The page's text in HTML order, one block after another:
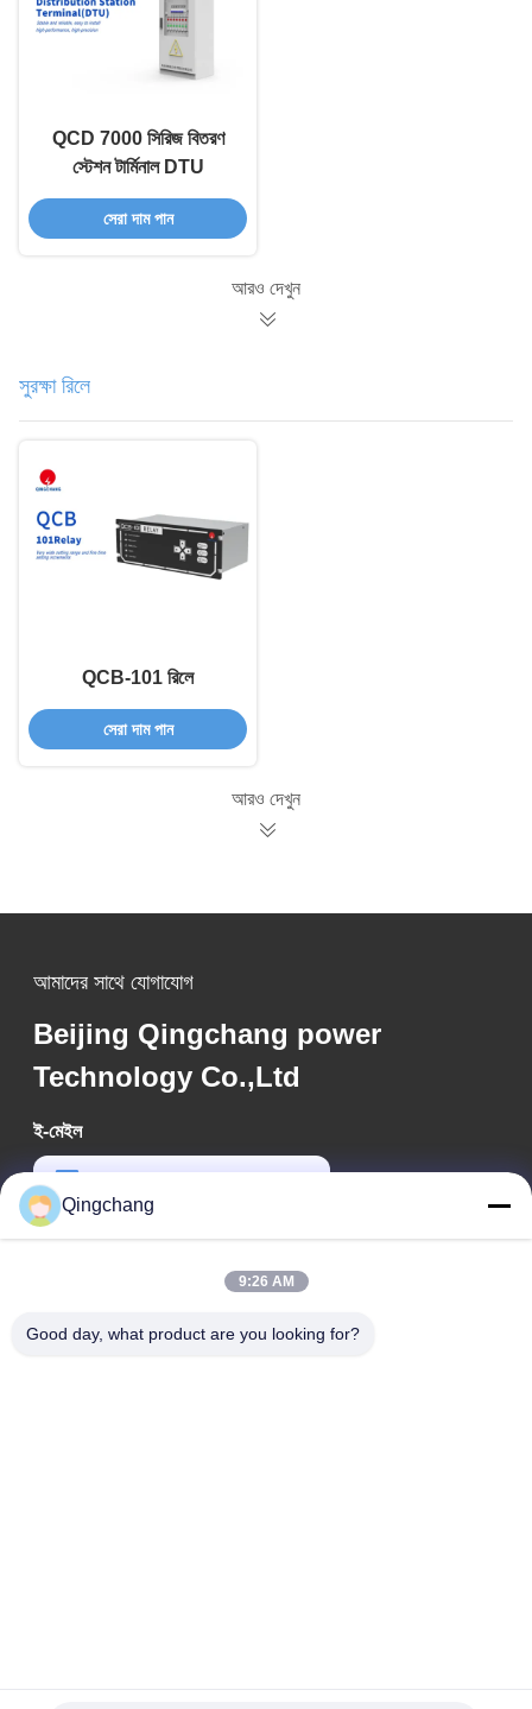
QCD 7000 সিরিজ বিতরণ
স্টেশন টার্মিনাল DTU
সেরা দাম পান
আরও দেখুন
সুরক্ষা রিলে
QCB-101 রিলে
সেরা দাম পান
আরও দেখুন
আমাদের সাথে যোগাযোগ
Beijing Qingchang power
Technology Co.,Ltd
ই-মেইল
qc_marketing@qch365.com
কাজের সময়
আমাদের ঠিকানা
Qingchang
9:26 AM
Good day, what product are you looking for?